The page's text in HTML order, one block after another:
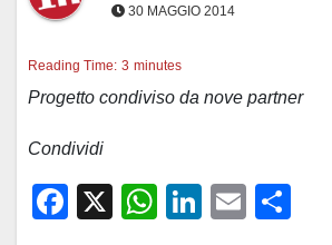
30 MAGGIO 2014
Reading Time: 3 minutes
Progetto condiviso da nove partner
Condividi
F
X
W
Li
E